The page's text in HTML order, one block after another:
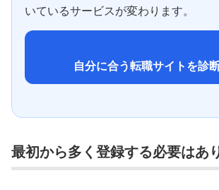
いているサービスが変わります。
自分に合う転職サイトを診
最初から多く登録する必要はあ